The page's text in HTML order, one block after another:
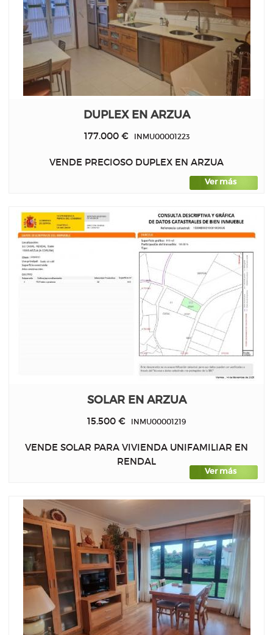
DUPLEX EN ARZUA
177.000 €INMU00001223
VENDE PRECIOSO DUPLEX EN ARZUA
Ver más
SOLAR EN ARZUA
15.500 € INMU00001219
VENDE SOLAR PARA VIVIENDA UNIFAMILIAR EN
RENDAL
Ver más